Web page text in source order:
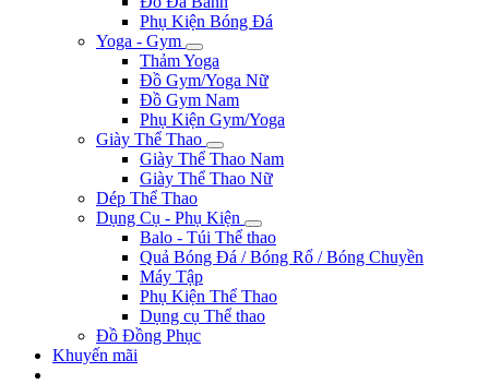
Phụ Kiện Bóng Đá
Yoga - Gym
Thảm Yoga
Đồ Gym/Yoga Nữ
Đồ Gym Nam
Phụ Kiện Gym/Yoga
Giày Thể Thao
Giày Thể Thao Nam
Giày Thể Thao Nữ
Dép Thể Thao
Dụng Cụ - Phụ Kiện
Balo - Túi Thể thao
Quả Bóng Đá / Bóng Rổ / Bóng Chuyền
Máy Tập
Phụ Kiện Thể Thao
Dụng cụ Thể thao
Đồ Đồng Phục
Khuyến mãi